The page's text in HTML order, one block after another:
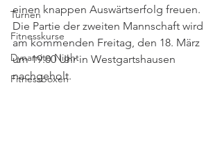
Turnen
Fitnesskurse
Dynamite Night
Fitnessboxen
einen knappen Auswärtserfolg freuen.
Die Partie der zweiten Mannschaft wird
am kommenden Freitag, den 18. März
um 19.00 Uhr in Westgartshausen
nachgeholt.